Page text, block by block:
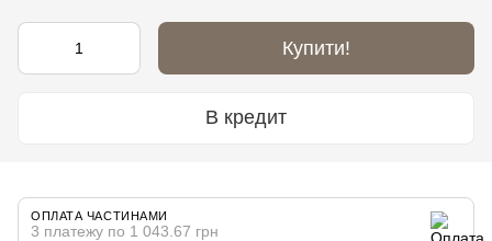
Купити!
В кредит
ОПЛАТА ЧАСТИНАМИ
3 платежу по 1 043.67 грн